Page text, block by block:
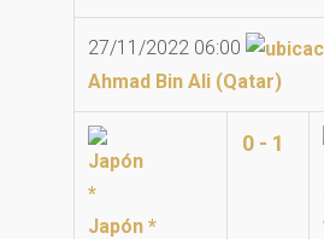
27/11/2022 06:00
Ahmad Bin Ali (Qatar)
Japón *
0 - 1